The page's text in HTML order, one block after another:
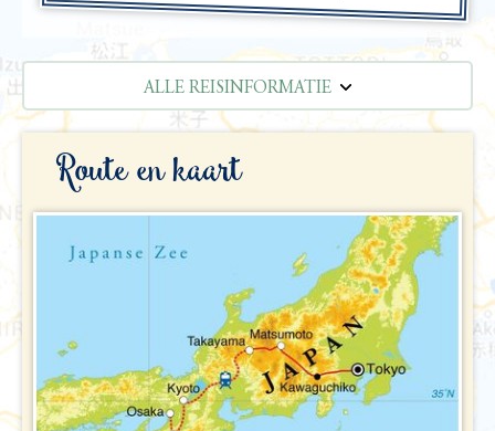
ALLE REISINFORMATIE
REISBESCHRIJVING
VERTREKDATA/PRIJS
PRAKTISCHE INFORMATIE
Accommodatie
Vliegreis
Vervoer
FAQ
FOTO'S EN VIDEO
REIS BOEKEN
Route en kaart